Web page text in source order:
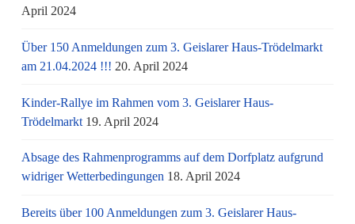
April 2024
Über 150 Anmeldungen zum 3. Geislarer Haus-Trödelmarkt
am 21.04.2024 !!! 20. April 2024
Kinder-Rallye im Rahmen vom 3. Geislarer Haus-
Trödelmarkt 19. April 2024
Absage des Rahmenprogramms auf dem Dorfplatz aufgrund
widriger Wetterbedingungen 18. April 2024
Bereits über 100 Anmeldungen zum 3. Geislarer Haus-